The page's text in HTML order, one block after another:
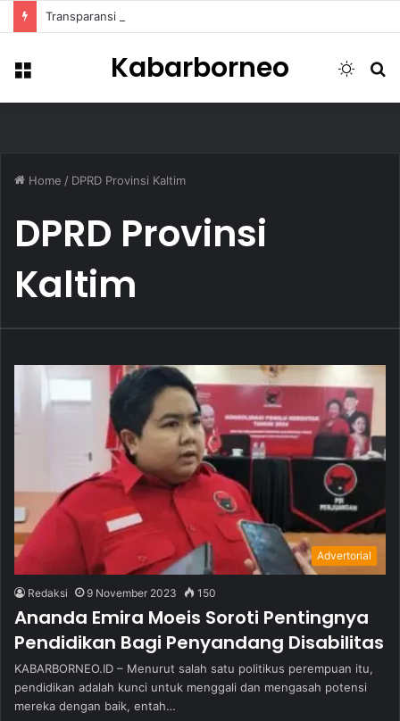
Menu Kabarborneo
Switch
Home / DPRD Provinsi Kaltim
DPRD Provinsi
Kaltim
Advertorial
Redaksi 9 November 2023 150
Ananda Emira Moeis Soroti Pentingnya
Pendidikan Bagi Penyandang Disabilitas
KABARBORNEO.ID – Menurut salah satu politikus perempuan itu,
pendidikan adalah kunci untuk menggali dan mengasah potensi
mereka dengan baik, entah…